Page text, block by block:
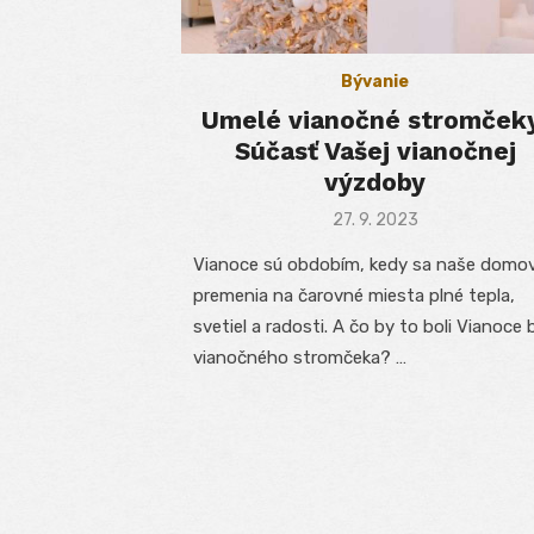
Bývanie
Umelé vianočné
Súčasť Vašej vianočnej
výzdoby
Posted
27. 9. 2023
Vianoce sú obdobím, kedy sa naše
premenia na čarovné miesta plné tepla,
svetiel a radosti. A čo by to boli Vianoce
vianočného stromčeka? …